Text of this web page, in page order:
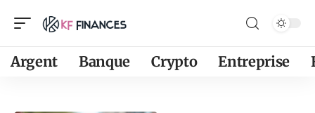
Argent Banque Crypto Entreprise